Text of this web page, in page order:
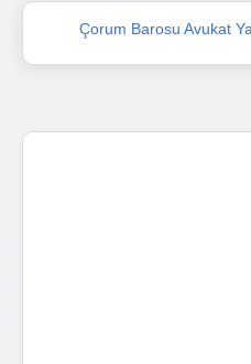
Çorum Barosu Avukat